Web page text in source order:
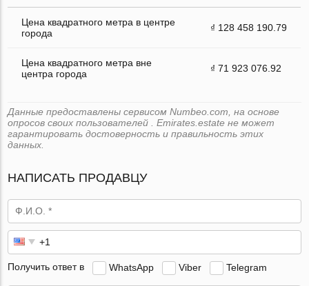
Цена квадратного метра в центре
города
₫ 128 458 190.79
Цена квадратного метра вне
центра города
₫ 71 923 076.92
Данные предоставлены сервисом Numbeo.com, на основе
опросов своих пользователей . Emirates.estate не может
гарантировать достоверность и правильность этих
данных.
НАПИСАТЬ ПРОДАВЦУ
Получить ответ в WhatsApp Viber Telegram